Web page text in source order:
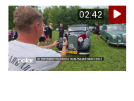
02:42